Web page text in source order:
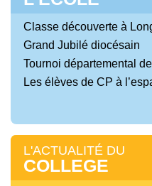
Classe découverte à
Grand Jubilé diocésain
Tournoi départemental de
Les élèves de CP à
L'ACTUALITÉ DU
COLLEGE